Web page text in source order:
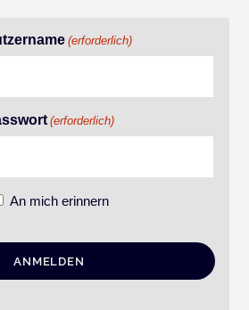
(erforderlich)
(erforderlich)
An mich erinnern